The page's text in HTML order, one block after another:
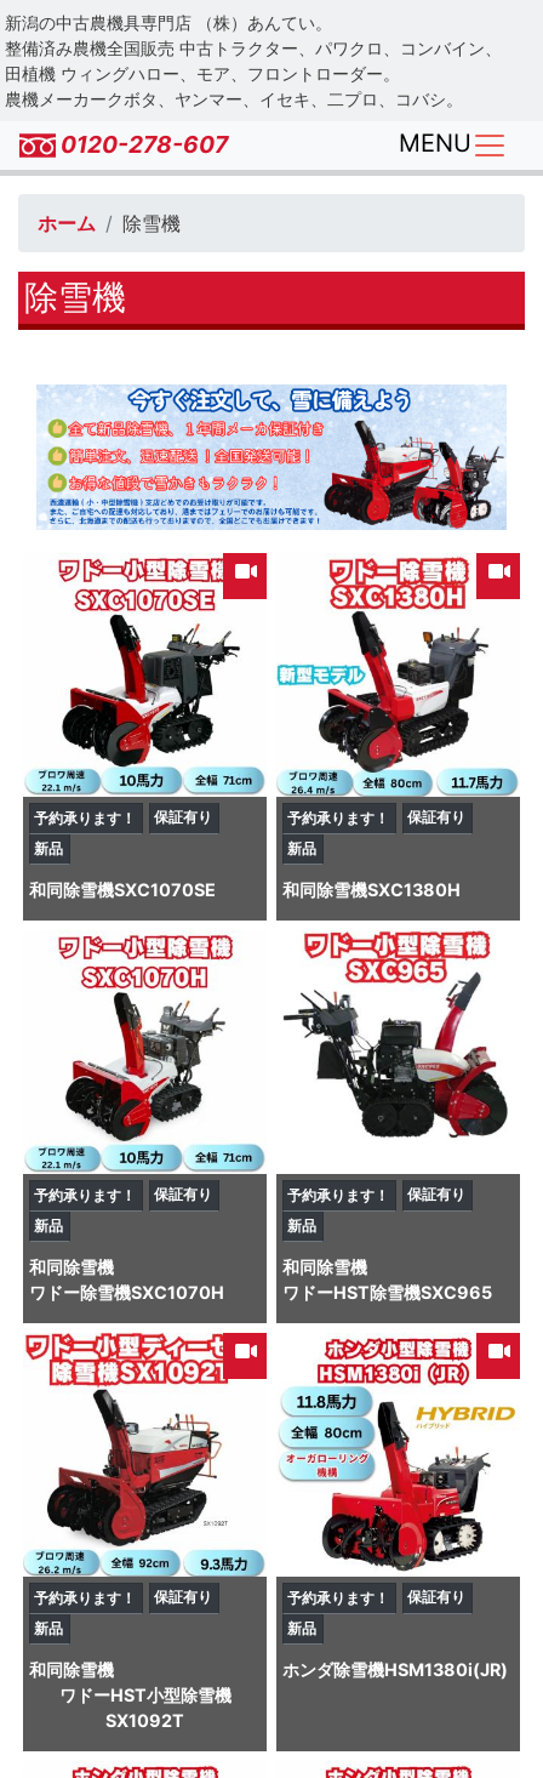
Skip
to
main
content
新潟の中古農機具専門店 （株）あんてい。
整備済み農機全国販売 中古トラクター、パワクロ、コンバイン、
田植機 ウィングハロー、モア、フロントローダー。
農機メーカークボタ、ヤンマー、イセキ、二プロ、コバシ。
0120-278-607 MENU
ホーム 除雪機
除雪機
Image
予約承ります！
保証有り
新品
和同除雪機SXC1070SE
予約承ります！
保証有り
新品
和同除雪機SXC1380H
予約承ります！
保証有り
新品
和同除雪機
ワドー除雪機SXC1070H
予約承ります！
保証有り
新品
和同除雪機
ワドーHST除雪機SXC965
予約承ります！
保証有り
新品
和同除雪機
ワドーHST小型除雪機
SX1092T
予約承ります！
保証有り
新品
ホンダ除雪機HSM1380i(JR)